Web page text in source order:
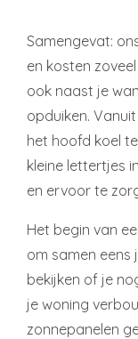
Samengevat:
en kosten
ook naast je
opduiken.
het hoofd koel
kleine lettertjes
en ervoor te
Het begin van
om samen eens
bekijken of je
je woning
zonnepanelen